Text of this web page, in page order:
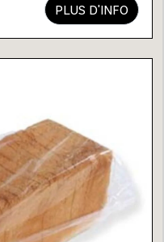
PLUS D'INFO